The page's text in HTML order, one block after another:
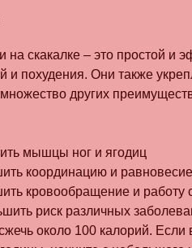
на скакалке – это простой и
и похудения. Они также
других
мышцы ног и ягодиц
координацию и равновесие
кровообращение и работу
риск различных
около 100 калорий. Если